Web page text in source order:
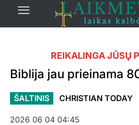
REIKALINGA JŪSŲ
Biblija jau prieinama
ŠALTINIS CHRISTIAN TODAY
2026 06 04 04:45